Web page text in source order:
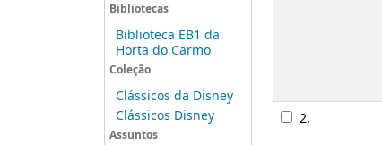
Bibliotecas
Biblioteca EB1 da
Horta do Carmo
Coleção
Clássicos da Disney
Clássicos Disney
Assuntos
2.